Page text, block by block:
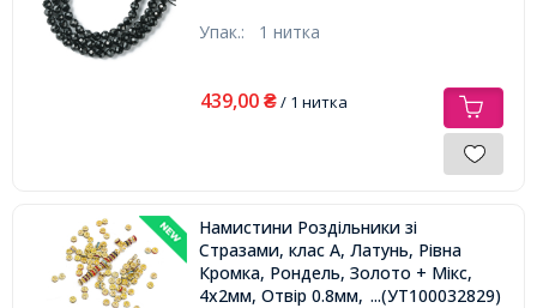
Упак.: 1 нитка
439,00 ₴/ 1 нитка
Намистини Роздільники зі
Стразами, клас А, Латунь, Рівна
Кромка, Рондель, Золото + Мікс,
4х2мм, Отвір 0.8мм, ...(УТ100032829)